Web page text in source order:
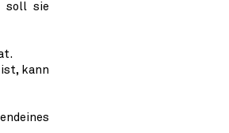
soll sie
kann